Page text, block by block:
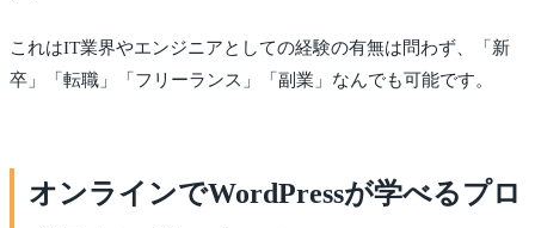
これはIT業界やエンジニアとしての経験の有無は問わず、「新
卒」「転職」「フリーランス」「副業」なんでも可能です。
オンラインでWordPressが学べるプロ